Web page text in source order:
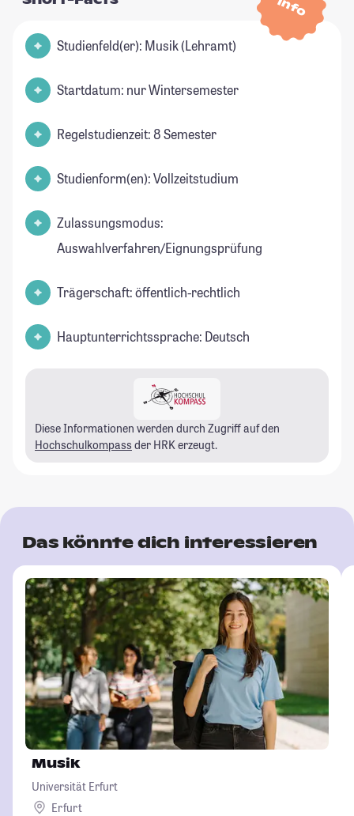
Info
Studienfeld(er): Musik (Lehramt)
Startdatum: nur Wintersemester
Regelstudienzeit: 8 Semester
Studienform(en): Vollzeitstudium
Zulassungsmodus:
Auswahlverfahren/Eignungsprüfung
Trägerschaft: öffentlich-rechtlich
Hauptunterrichtssprache: Deutsch
Diese Informationen werden durch Zugriff auf den
Hochschulkompass der HRK erzeugt.
Das könnte dich interessieren
Musik
Universität Erfurt
Erfurt